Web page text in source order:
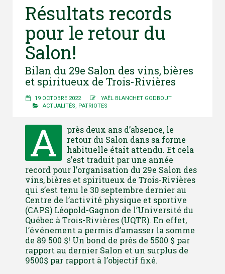
Résultats records
pour le retour du
Salon!
Bilan du 29e Salon des vins, bières
et spiritueux de Trois-Rivières
19 OCTOBRE 2022
YAËL BLANCHET GODBOUT
ACTUALITÉS
PATRIOTES
A
près deux ans d’absence, le
retour du Salon dans sa forme
habituelle était attendu. Et cela
s’est traduit par une année
record pour l’organisation du 29e Salon des
vins, bières et spiritueux de Trois-Rivières
qui s’est tenu le 30 septembre dernier au
Centre de l’activité physique et sportive
(CAPS) Léopold-Gagnon de l’Université du
Québec à Trois-Rivières (UQTR). En effet,
l’événement a permis d’amasser la somme
de 89 500 $! Un bond de près de 5500 $ par
rapport au dernier Salon et un surplus de
9500$ par rapport à l’objectif fixé.